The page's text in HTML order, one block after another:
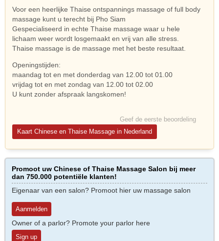
Voor een heerlijke Thaise ontspannings massage of full body
massage kunt u terecht bij Pho Siam
Gespecialiseerd in echte Thaise massage waar u hele
lichaam weer wordt losgemaakt en vrij van alle stress.
Thaise massage is de massage met het beste resultaat.
Openingstijden:
maandag tot en met donderdag van 12.00 tot 01.00
vrijdag tot en met zondag van 12.00 tot 02.00
U kunt zonder afspraak langskomen!
Geef de eerste beoordeling
Kaart Chinese en Thaise Massage in Nederland
Promoot uw Chinese of Thaise Massage Salon bij meer
dan 750.000 potentiële klanten!
Eigenaar van een salon? Promoot hier uw massage salon
Aanmelden
Owner of a parlor? Promote your parlor here
Sign up